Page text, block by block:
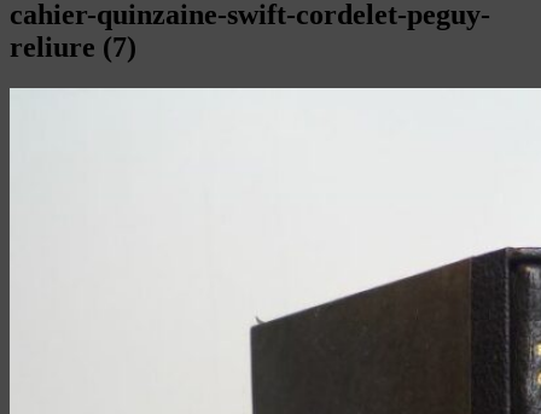
cahier-quinzaine-swift-cordelet-peguy-
reliure (7)